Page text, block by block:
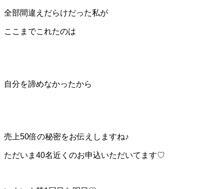
全部間違えだらけだった私が
ここまでこれたのは
自分を諦めなかったから
売上50倍の秘密をお伝えしますね♪
ただいま40名近くのお申込いただいてます♡